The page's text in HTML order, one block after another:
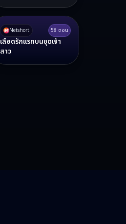
Netshort 58 ตอน
เลือดรักแรกบนชุดเจ้า
สาว